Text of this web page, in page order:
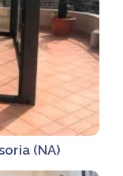
(NA)